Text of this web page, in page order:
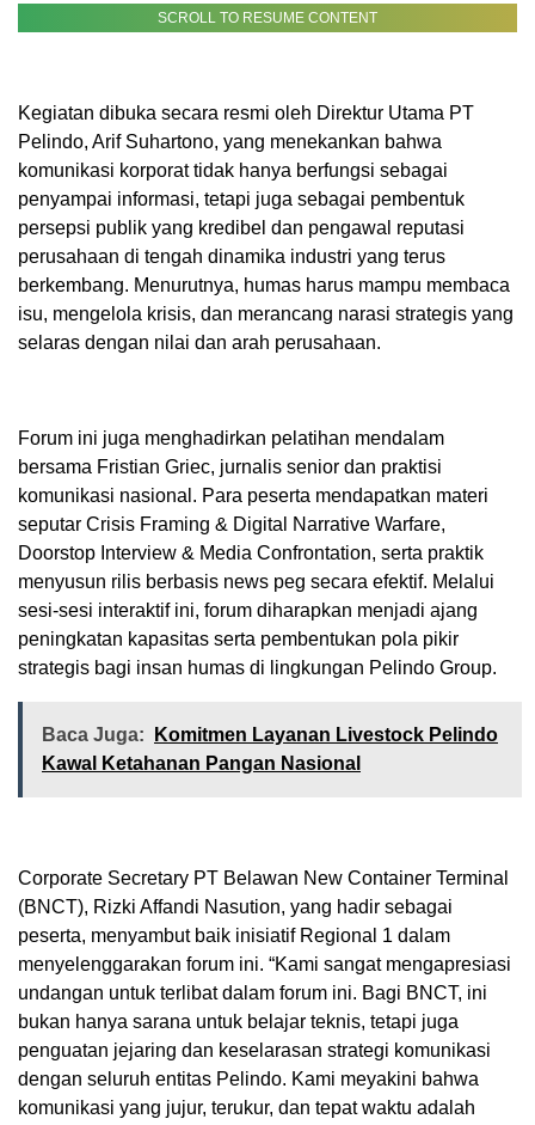
SCROLL TO RESUME CONTENT
Kegiatan dibuka secara resmi oleh Direktur Utama PT
Pelindo, Arif Suhartono, yang menekankan bahwa
komunikasi korporat tidak hanya berfungsi sebagai
penyampai informasi, tetapi juga sebagai pembentuk
persepsi publik yang kredibel dan pengawal reputasi
perusahaan di tengah dinamika industri yang terus
berkembang. Menurutnya, humas harus mampu membaca
isu, mengelola krisis, dan merancang narasi strategis yang
selaras dengan nilai dan arah perusahaan.
Forum ini juga menghadirkan pelatihan mendalam
bersama Fristian Griec, jurnalis senior dan praktisi
komunikasi nasional. Para peserta mendapatkan materi
seputar Crisis Framing & Digital Narrative Warfare,
Doorstop Interview & Media Confrontation, serta praktik
menyusun rilis berbasis news peg secara efektif. Melalui
sesi-sesi interaktif ini, forum diharapkan menjadi ajang
peningkatan kapasitas serta pembentukan pola pikir
strategis bagi insan humas di lingkungan Pelindo Group.
Baca Juga:
Komitmen Layanan Livestock Pelindo
Kawal Ketahanan Pangan Nasional
Corporate Secretary PT Belawan New Container Terminal
(BNCT), Rizki Affandi Nasution, yang hadir sebagai
peserta, menyambut baik inisiatif Regional 1 dalam
menyelenggarakan forum ini. “Kami sangat mengapresiasi
undangan untuk terlibat dalam forum ini. Bagi BNCT, ini
bukan hanya sarana untuk belajar teknis, tetapi juga
penguatan jejaring dan keselarasan strategi komunikasi
dengan seluruh entitas Pelindo. Kami meyakini bahwa
komunikasi yang jujur, terukur, dan tepat waktu adalah